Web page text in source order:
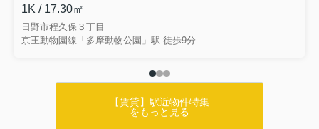
1K / 17.30㎡
日野市程久保３丁目
京王動物園線「多摩動物公園」駅 徒歩9分
【賃貸】駅近物件特集
をもっと見る